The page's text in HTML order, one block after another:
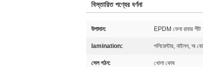
বিস্তারিত পণ্যের বর্ণনা
উপাদান: EPDM ফেনা রাবার শীট
lamination: পলিয়েস্টার, নাইলন, অ
সেল গঠন: খোলা কোষ